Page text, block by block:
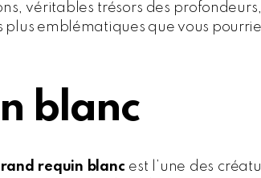
véritables trésors des
plus emblématiques que vous
blanc
requin blanc est l’une des